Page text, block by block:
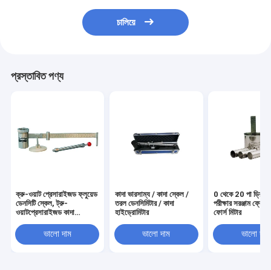
চালিয়ে
প্রস্তাবিত পণ্য
ক্রু-ওয়াট প্রেসারাইজড ফ্লুয়েড
ডেনসিটি স্কেল, ট্রু-
ওয়াটপ্রেসারাইজড কাদা
ভালো দাম
কাদা ভারসাম্য / কাদা স্কেল /
তরল ডেনসিমিটার / কাদা
হাইড্রোমিটার
ভালো দাম
0 থেকে 20 পা
পরীক্ষার সরঞ্জাম
ফোর্স মিটার
ভালো দাম